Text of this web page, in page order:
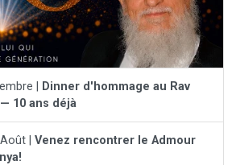
|
Dinner d'hommage au Rav
10 ans déjà
| Venez rencontrer le Admour